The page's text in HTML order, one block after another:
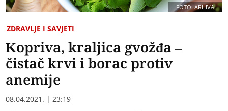
FOTO: ARHIVA
ZDRAVLJE I SAVJETI
Kopriva, kraljica gvožđa –
čistač krvi i borac protiv
anemije
08.04.2021. | 23:19